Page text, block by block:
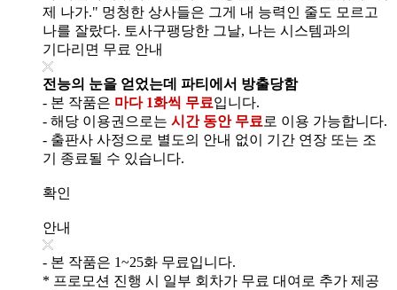
제 나가." 멍청한 상사들은 그게 내 능력인 줄도 모르고
나를 잘랐다. 토사구팽당한 그날, 나는 시스템과의
기다리면 무료 안내
전능의 눈을 얻었는데 파티에서 방출당함
- 본 작품은 마다 1화씩 무료입니다.
- 해당 이용권으로는 시간 동안 무료 로 이용 가능합니다.
- 출판사 사정으로 별도의 안내 없이 기간 연장 또는 조
기 종료될 수 있습니다.
확인
안내
- 본 작품은 1~25화 무료입니다.
* 프로모션 진행 시 일부 회차가 무료 대여로 추가 제공